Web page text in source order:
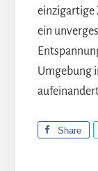
einzigartige
ein
Umgebung
Share